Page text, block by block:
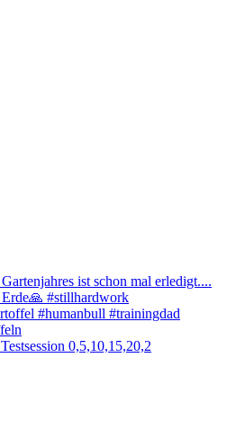
0,5,10,15,20,2